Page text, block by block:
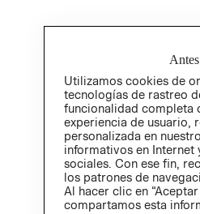
Utilizamos cookies de
tecnologías de rastreo
funcionalidad completa
experiencia de usuario,
personalizada en
informativos en Internet
sociales. Con ese fin,
los patrones de
Al hacer clic en
compartamos esta